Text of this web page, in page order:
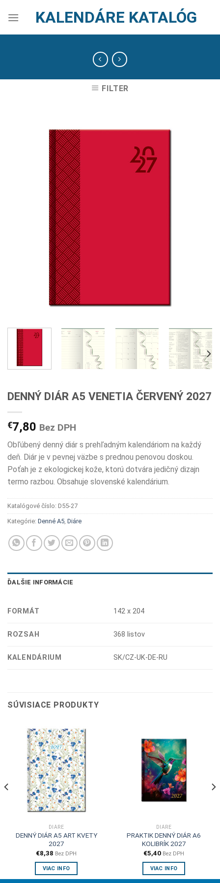
KALENDÁRE KATALÓG
FILTER
DENNÝ DIÁR A5 VENETIA ČERVENÝ 2027
€7,80 Bez DPH
Obľúbený denný diár s prehľadným kalendáriom na každý
deň. Diár je v pevnej väzbe s prednou penovou doskou.
Poťah je z ekologickej kože, ktorú dotvára jedičný dizajn
termo razbou. Obsahuje slovenské kalendárium.
Katalógové číslo: D55-27
Kategórie: Denné A5 Diáre
ĎALŠIE INFORMÁCIE
FORMÁT 142 x 204
ROZSAH 368 listov
KALENDÁRIUM SK/CZ-UK-DE-RU
SÚVISIACE PRODUKTY
DIÁRE
DENNÝ DIÁR A5 ART KVETY
2027
€8,38 Bez DPH
VIAC INFO
DIÁRE
PRAKTIK DENNÝ DIÁR A6
KOLIBRÍK 2027
€5,40 Bez DPH
VIAC INFO